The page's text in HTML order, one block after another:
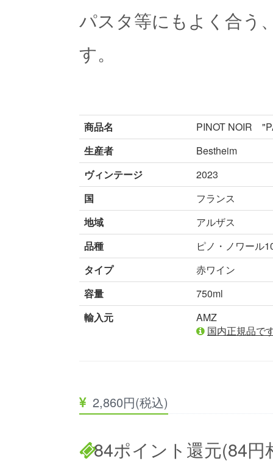
パスタ等にもよく合う
す。
商品名
PINOT NOIR
生産者
Bestheim
ヴィンテージ
2023
国
フランス
地域
アルザス
品種
ピノ・ノワール
タイプ
赤ワイン
容量
750ml
輸入元
AMZ
国内正規品で
2,860円(税込)
84ポイント還元(84円